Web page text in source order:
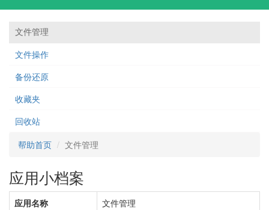
文件管理
文件操作
备份还原
收藏夹
回收站
帮助首页
文件管理
应用小档案
应用名称
文件管理